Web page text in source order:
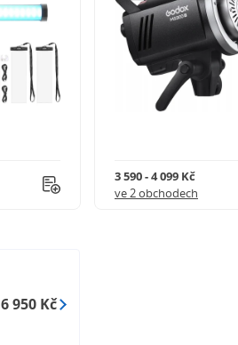
3 590 - 4 099 Kč
ve 2 obchodech
6 950 Kč